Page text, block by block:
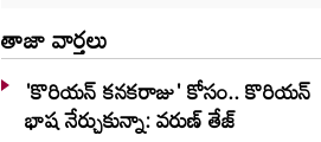
తాజా వార్తలు
'కొరియన్ కనకరాజు' కోసం.. కొరియన్
భాష నేర్చుకున్నా: వరుణ్ తేజ్